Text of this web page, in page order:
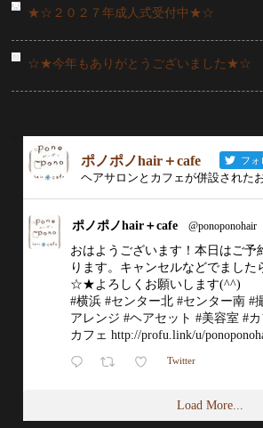
★☆２０２７年成人式受付中★☆
☆★今年もありがとうございました★☆
ポノポノhair＋cafe フォ
ヘアサロンとカフェが併設された
ポノポノhair＋cafe @ponoponohair
おはようございます！本日はご予
ります。キャンセルなどでました
☆★よろしくお願いします(^^)
#横浜 #センター北 #センター南 #
アレンジ #ヘアセット #美容室 #
カフェ http://profu.link/u/
Twitter
Load More...